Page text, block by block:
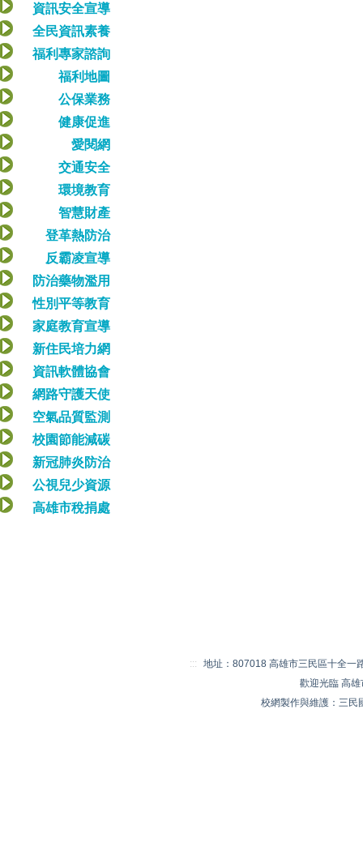
資訊安全宣導
全民資訊素養
福利專家諮詢
福利地圖
公保業務
健康促進
愛閱網
交通安全
環境教育
智慧財產
登革熱防治
反霸凌宣導
防治藥物濫用
性別平等教育
家庭教育宣導
新住民培力網
資訊軟體協會
網路守護天使
空氣品質監測
校園節能減碳
新冠肺炎防治
公視兒少資源
高雄市稅捐處
:::
地址：807018 高雄市三民區十全
歡迎光臨 高
校網製作與維護：三民